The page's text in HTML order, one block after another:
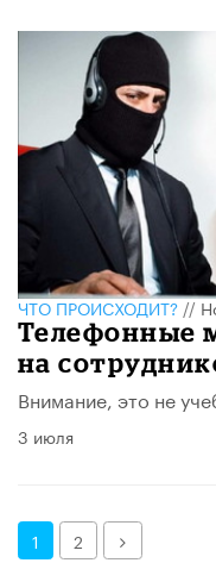
ЧТО ПРОИСХОДИТ?//
Телефонные
на
Внимание, это не
3 июля
1 2 Далее